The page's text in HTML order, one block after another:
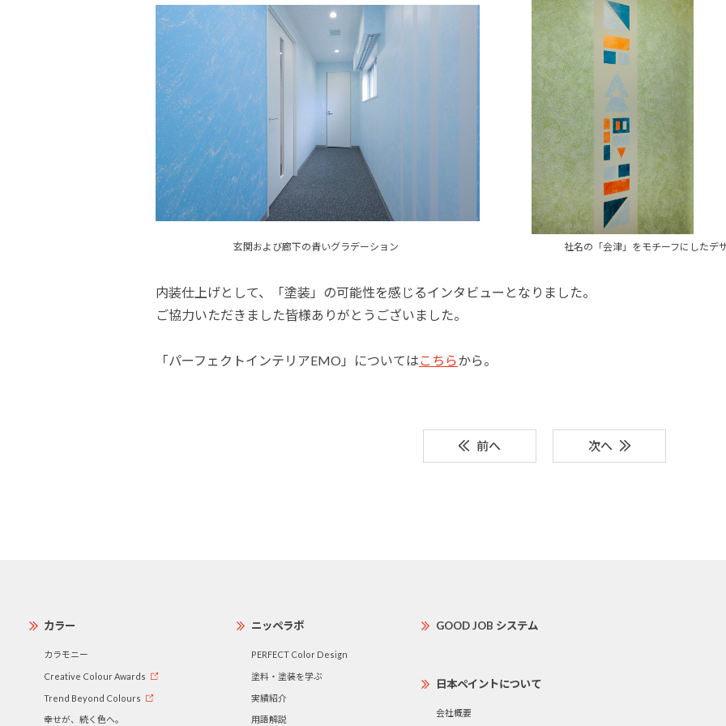
玄関および廊下の青いグラデーション 社名の「会津」をモチーフにしたデ
内装仕上げとして、「塗装」の可能性を感じるインタビューとなりました。
ご協力いただきました皆様ありがとうございました。
「パーフェクトインテリアEMO」については こちらから。
前へ 次へ
カラー
カラモニー
Creative Colour Awards
Trend Beyond Colours
幸せが、続く色へ。
ニッペラボ
PERFECT Color Design
塗料・塗装を学ぶ
実績紹介
用語解説
GOOD JOB システム
日本ペイントについて
会社概要